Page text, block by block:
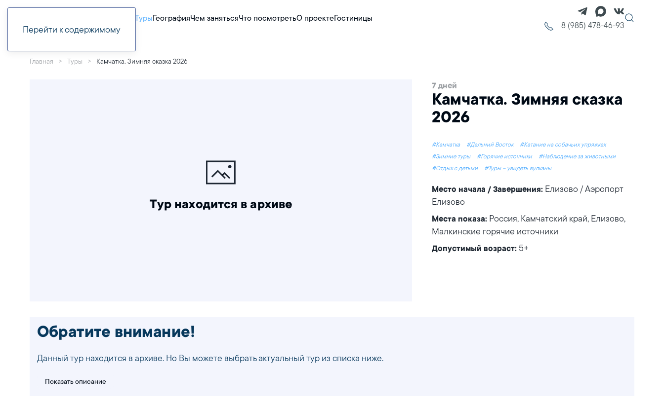
Перейти к содержимому
ТурыГеографияЧем занятьсяЧто посмотретьО проектеГостиницы
8 (985) 478-46-93
Главная Туры Камчатка. Зимняя сказка 2026
Тур находится в архиве
7 дней
Камчатка. Зимняя сказка
2026
#Камчатка #Дальний Восток
#Катание на собачьих упряжках
#Зимние туры
#Горячие источники
#Наблюдение за животными
#Отдых с детьми
#Туры – увидеть вулканы
Место начала / Завершения: Елизово / Аэропорт
Елизово
Места показа: Россия, Камчатский край, Елизово,
Малкинские горячие источники
Допустимый возраст: 5+
Обратите внимание!
Данный тур находится в архиве. Но Вы можете выбрать актуальный тур из списка ниже.
Показать описание